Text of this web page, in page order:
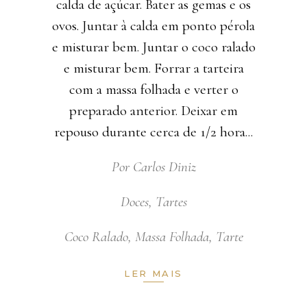
calda de açúcar. Bater as gemas e os
ovos. Juntar à calda em ponto pérola
e misturar bem. Juntar o coco ralado
e misturar bem. Forrar a tarteira
com a massa folhada e verter o
preparado anterior. Deixar em
repouso durante cerca de 1/2 hora
Por Carlos Diniz
Doces, Tartes
Coco Ralado, Massa Folhada, Tarte
LER MAIS